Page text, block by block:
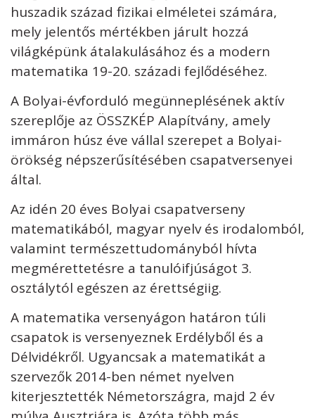
huszadik század fizikai elméletei számára,
mely jelentős mértékben járult hozzá
világképünk átalakulásához és a modern
matematika 19-20. századi fejlődéséhez.
A Bolyai-évforduló megünneplésének aktív
szereplője az ÖSSZKÉP Alapítvány, amely
immáron húsz éve vállal szerepet a Bolyai-
örökség népszerűsítésében csapatversenyei
által.
Az idén 20 éves Bolyai csapatverseny
matematikából, magyar nyelv és irodalomból,
valamint természettudományból hívta
megmérettetésre a tanulóifjúságot 3.
osztálytól egészen az érettségiig.
A matematika versenyágon határon túli
csapatok is versenyeznek Erdélyből és a
Délvidékről. Ugyancsak a matematikát a
szervezők 2014-ben német nyelven
kiterjesztették Németországra, majd 2 év